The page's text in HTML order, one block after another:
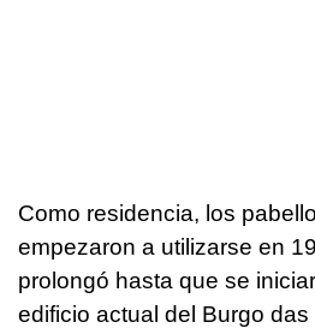
Como residencia, los
empezaron a utilizarse en
prolongó hasta que se
edificio actual del Burgo